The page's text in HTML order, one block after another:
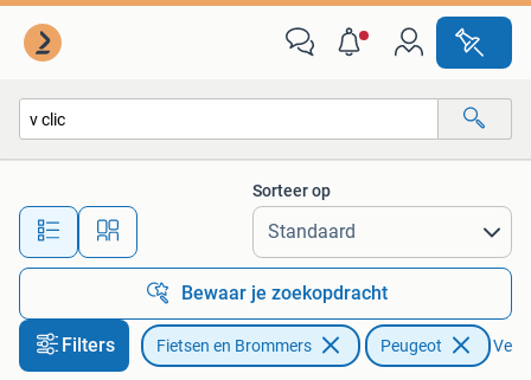
Alle afstanden…
Sorteer op
Bewaar je zoekopdracht
Filters Fietsen en Brommers Peugeot